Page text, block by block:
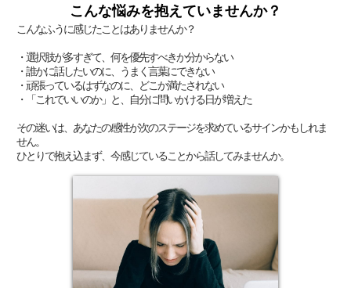
こんな悩みを抱えていませんか？
こんなふうに感じたことはありませんか？
・選択肢が多すぎて、何を優先すべきか分からない
・誰かに話したいのに、うまく言葉にできない
・頑張っているはずなのに、どこか満たされない
・「これでいいのか」と、自分に問いかける日が増えた
その迷いは、あなたの感性が次のステージを求めているサインかもしれま
せん。
ひとりで抱え込まず、今感じていることから話してみませんか。